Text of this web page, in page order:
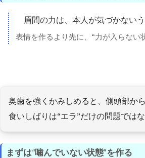
眉間の力は、本人が気づかない
表情を作るより先に、“力が入らない
奥歯を強くかみしめると、側頭部か
食いしばりは“エラ”だけの問題では
まずは“噛んでいない状態”を作る